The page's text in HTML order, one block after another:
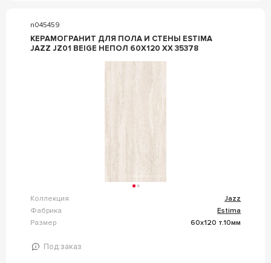
n045459
КЕРАМОГРАНИТ ДЛЯ ПОЛА И СТЕНЫ ESTIMA
JAZZ JZ01 BEIGE НЕПОЛ 60X120 XX 35378
Коллекция
Jazz
Фабрика
Estima
Размер
60x120 т.10мм
Под заказ